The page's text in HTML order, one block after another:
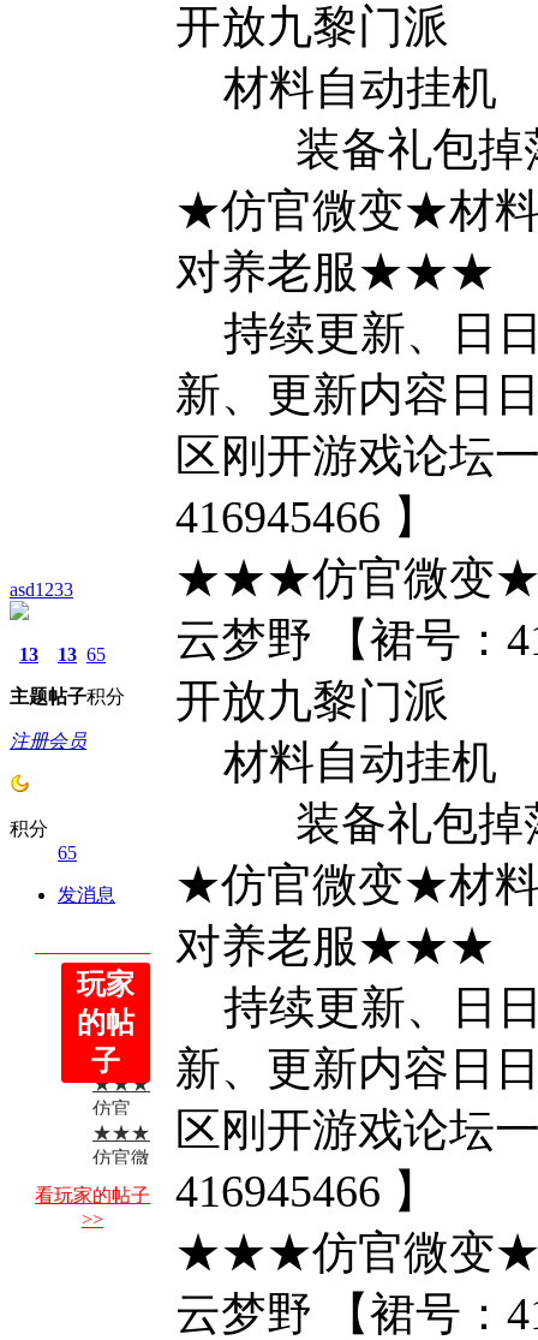
asd1233
13
主题
13
帖子
65
积分
注册会员
积分
65
发消息
玩家
的帖
子
★★★
仿官微
变
★★★
新区刚
开游戏
...
★★★
仿官微
变*-
★★★
新区刚
开游 ...
★★★
仿官
微/变
★★★
新区刚
开游 ...
★★★
仿官微
变/
★★★
新区刚
看玩家的帖子
>>
开放九黎门派
材料自动挂机
装备礼包掉
★仿官微变★材料
对养老服★★★
持续更新、日
新、更新内容
区刚开游戏论坛
416945466 】
★★★仿官微变
云梦野 【裙号：
开放九黎门派
材料自动挂机
装备礼包掉
★仿官微变★材料
对养老服★★★
持续更新、日
新、更新内容
区刚开游戏论坛
416945466 】
★★★仿官微变
云梦野 【裙号：